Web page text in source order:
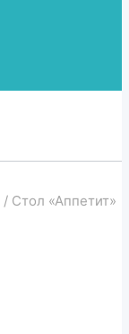
/ Стол «Аппетит»